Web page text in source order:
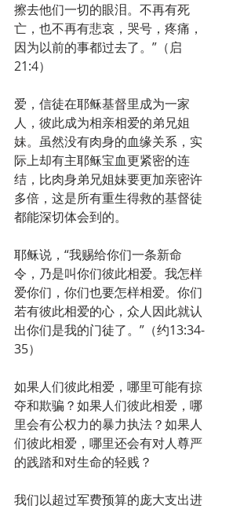
擦去他们一切的眼泪。不再有死
亡，也不再有悲哀，哭号，疼痛，
因为以前的事都过去了。”（启
21:4）
爱，信徒在耶稣基督里成为一家
人，彼此成为相亲相爱的弟兄姐
妹。虽然没有肉身的血缘关系，实
际上却有主耶稣宝血更紧密的连
结，比肉身弟兄姐妹要更加亲密许
多倍，这是所有重生得救的基督徒
都能深切体会到的。
耶稣说，“我赐给你们一条新命
令，乃是叫你们彼此相爱。我怎样
爱你们，你们也要怎样相爱。你们
若有彼此相爱的心，众人因此就认
出你们是我的门徒了。”（约13:34-
35）
如果人们彼此相爱，哪里可能有掠
夺和欺骗？如果人们彼此相爱，哪
里会有公权力的暴力执法？如果人
们彼此相爱，哪里还会有对人尊严
的践踏和对生命的轻贱？
我们以超过军费预算的庞大支出进